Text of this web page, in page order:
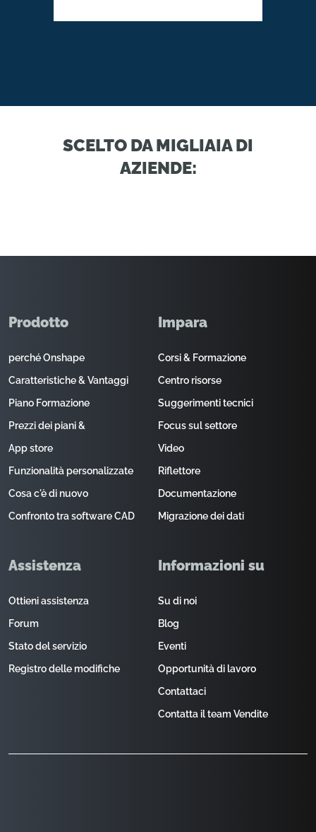
SCELTO DA MIGLIAIA DI
AZIENDE:
Prodotto
perché Onshape
Caratteristiche & Vantaggi
Piano Formazione
Prezzi dei piani &
App store
Funzionalità personalizzate
Cosa c'è di nuovo
Confronto tra software CAD
Impara
Corsi & Formazione
Centro risorse
Suggerimenti tecnici
Focus sul settore
Video
Riflettore
Documentazione
Migrazione dei dati
Assistenza
Ottieni assistenza
Forum
Stato del servizio
Registro delle modifiche
Informazioni su
Su di noi
Blog
Eventi
Opportunità di lavoro
Contattaci
Contatta il team Vendite